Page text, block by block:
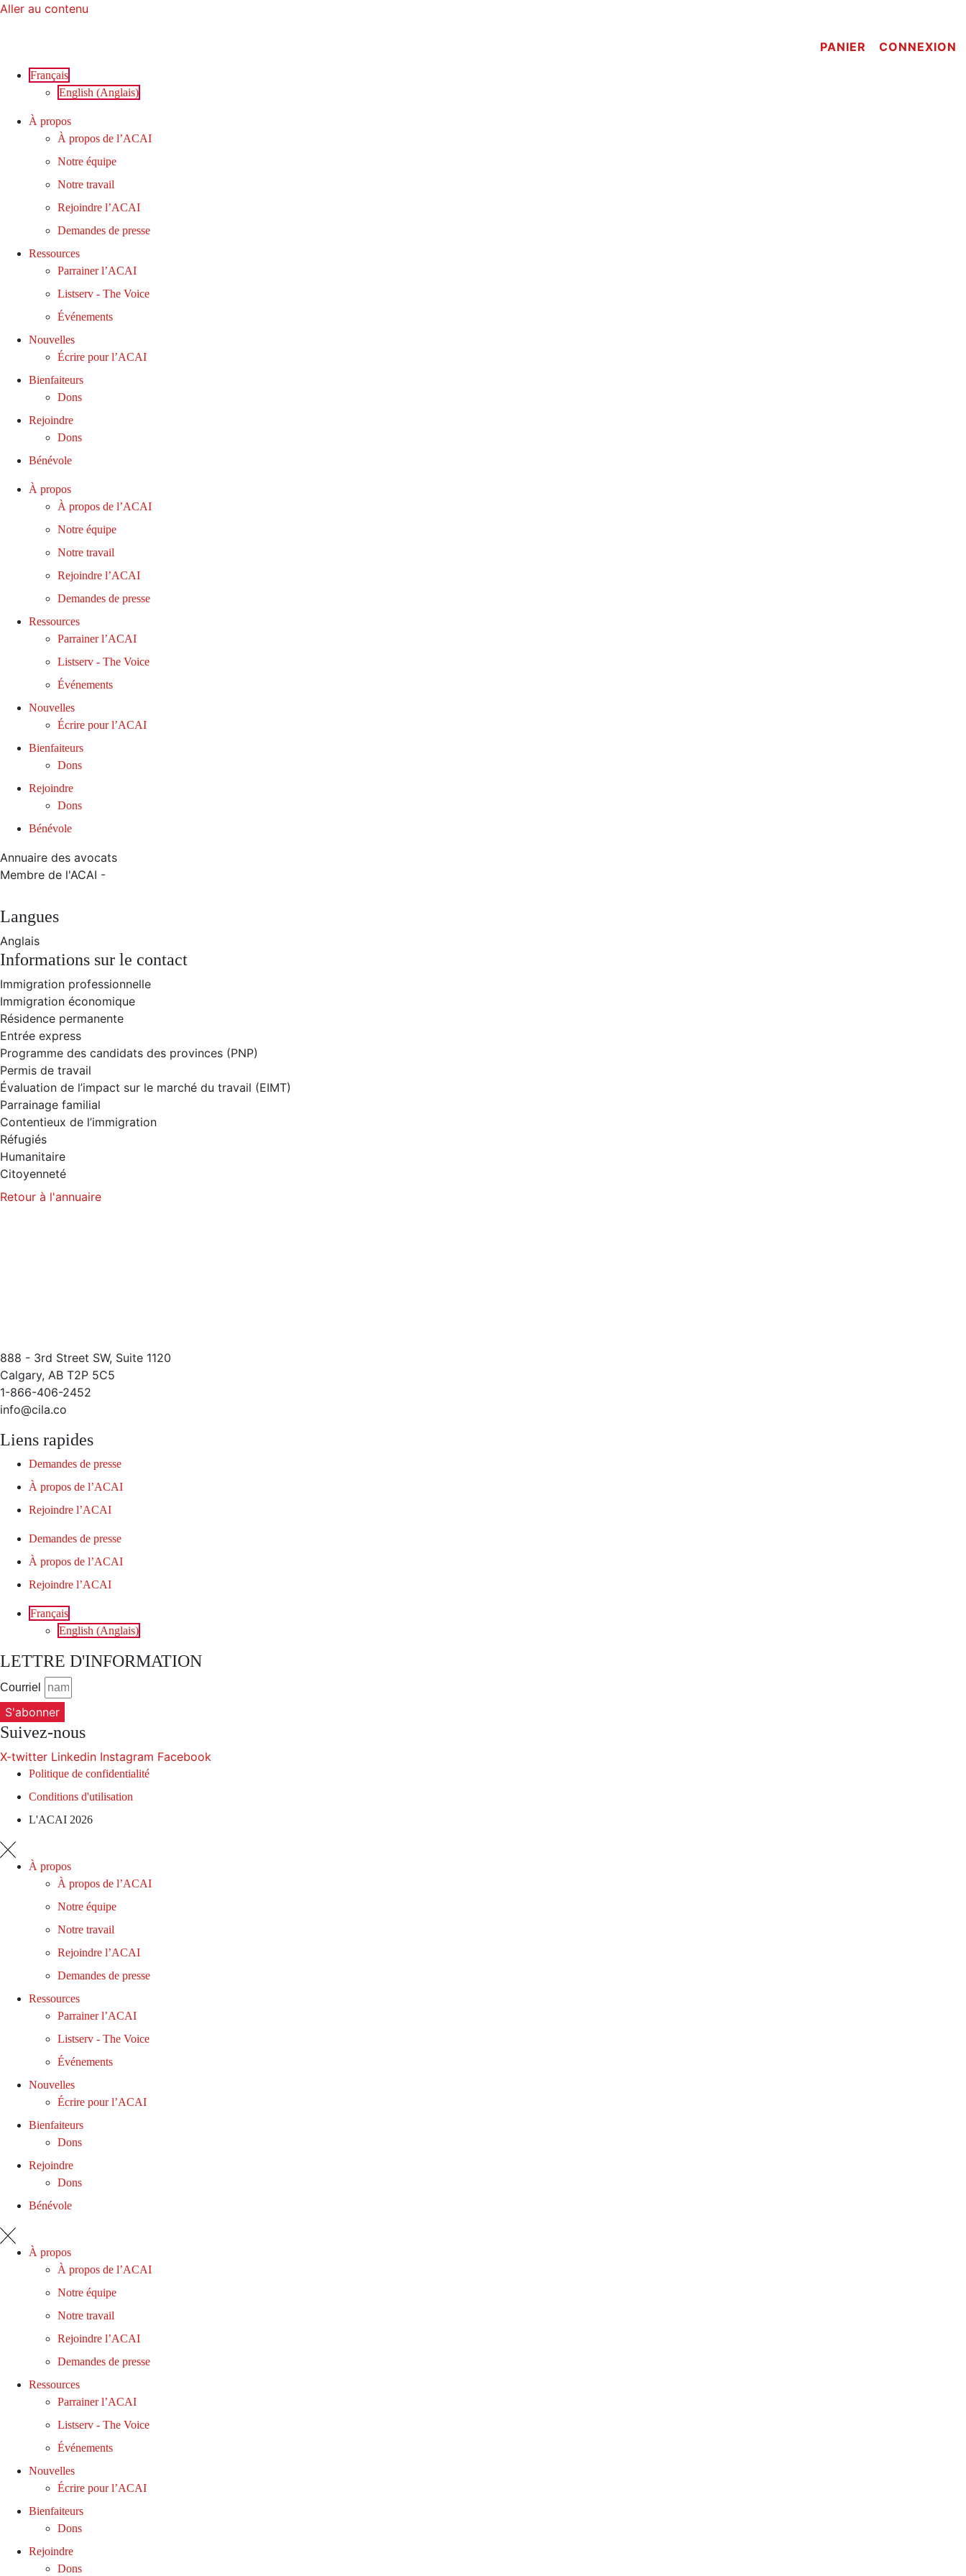
Aller au contenu
PANIER CONNEXION
Français
English (Anglais)
À propos
À propos de l’ACAI
Notre équipe
Notre travail
Rejoindre l’ACAI
Demandes de presse
Ressources
Parrainer l’ACAI
Listserv - The Voice
Événements
Nouvelles
Écrire pour l’ACAI
Bienfaiteurs
Dons
Rejoindre
Dons
Bénévole
À propos
À propos de l’ACAI
Notre équipe
Notre travail
Rejoindre l’ACAI
Demandes de presse
Ressources
Parrainer l’ACAI
Listserv - The Voice
Événements
Nouvelles
Écrire pour l’ACAI
Bienfaiteurs
Dons
Rejoindre
Dons
Bénévole
Annuaire des avocats
Membre de l'ACAI -
Langues
Anglais
Informations sur le contact
Immigration professionnelle
Immigration économique
Résidence permanente
Entrée express
Programme des candidats des provinces (PNP)
Permis de travail
Évaluation de l’impact sur le marché du travail (EIMT)
Parrainage familial
Contentieux de l’immigration
Réfugiés
Humanitaire
Citoyenneté
Retour à l'annuaire
888 - 3rd Street SW, Suite 1120
Calgary, AB T2P 5C5
1-866-406-2452
info@cila.co
Liens rapides
Demandes de presse
À propos de l’ACAI
Rejoindre l’ACAI
Demandes de presse
À propos de l’ACAI
Rejoindre l’ACAI
Français
English (Anglais)
LETTRE D'INFORMATION
Courriel
S'abonner
Suivez-nous
X-twitter Linkedin Instagram Facebook
Politique de confidentialité
Conditions d'utilisation
L'ACAI 2026
À propos
À propos de l’ACAI
Notre équipe
Notre travail
Rejoindre l’ACAI
Demandes de presse
Ressources
Parrainer l’ACAI
Listserv - The Voice
Événements
Nouvelles
Écrire pour l’ACAI
Bienfaiteurs
Dons
Rejoindre
Dons
Bénévole
À propos
À propos de l’ACAI
Notre équipe
Notre travail
Rejoindre l’ACAI
Demandes de presse
Ressources
Parrainer l’ACAI
Listserv - The Voice
Événements
Nouvelles
Écrire pour l’ACAI
Bienfaiteurs
Dons
Rejoindre
Dons